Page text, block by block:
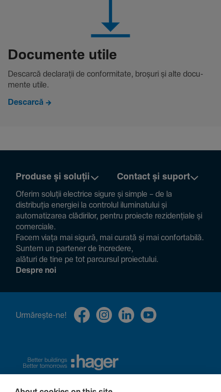
Docu­mente utile
Descarcă decla­rații de conformitate, broșuri și alte docu­
mente utile.
Descarcă
Produse și soluții Contact și suport
Oferim soluții electrice sigure și simple – de la
distribuția energiei la controlul ilumi­na­tului și
auto­ma­ti­zarea clădi­rilor, pentru proiecte rezi­den­țiale și
comer­ciale.
Facem viața mai sigură, mai curată și mai confor­ta­bilă.
Suntem un partener de încre­dere,
alături de tine pe tot parcursul proiec­tului.
Despre noi
Urmă­rește-ne!